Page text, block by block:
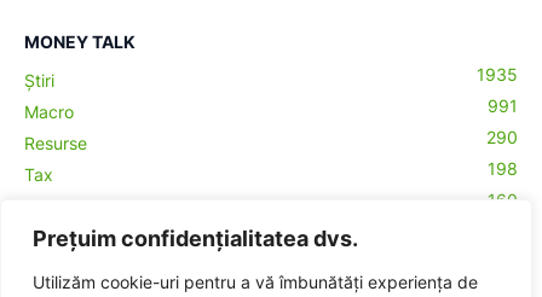
Prețuim confidențialitatea dvs.
Utilizăm cookie-uri pentru a vă îmbunătăți experiența de
MONEY TALK
Știri
1935
Macro
991
Resurse
290
Tax
198
160
Contabilitate